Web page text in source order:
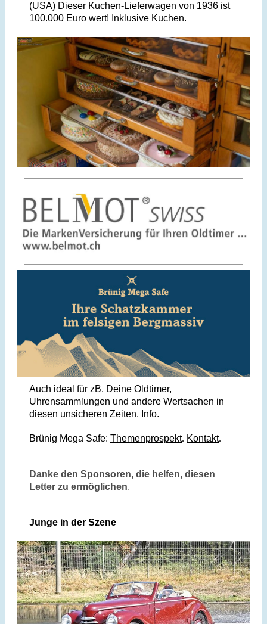
(USA) Dieser Kuchen-Lieferwagen von 1936 ist
100.000 Euro wert! Inklusive Kuchen.
Auch ideal für zB. Deine Oldtimer,
Uhrensammlungen und andere Wertsachen in
diesen unsicheren Zeiten. Info.
Brünig Mega Safe: Themenprospekt. Kontakt.
Danke den Sponsoren, die helfen, diesen
Letter zu ermöglichen.
Junge in der Szene